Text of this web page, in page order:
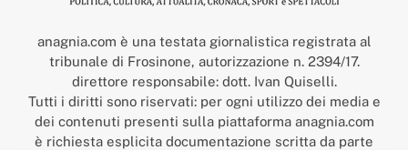
anagnia.com è una testata giornalistica registrata al
tribunale di Frosinone, autorizzazione n. 2394/17.
direttore responsabile: dott. Ivan Quiselli.
Tutti i diritti sono riservati: per ogni utilizzo dei media e
dei contenuti presenti sulla piattaforma anagnia.com
è richiesta esplicita documentazione scritta da parte